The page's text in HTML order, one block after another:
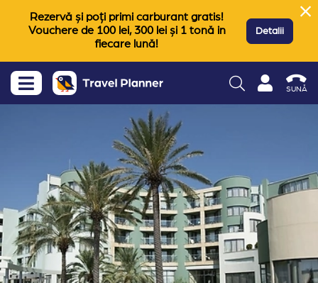
Rezervă și poți primi carburant gratis!
Vouchere de 100 lei, 300 lei și 1 tonă in
fiecare lună!
Detalii
SUNĂ